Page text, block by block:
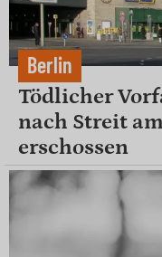
Berlin
Tödlicher
nach Streit
erschossen